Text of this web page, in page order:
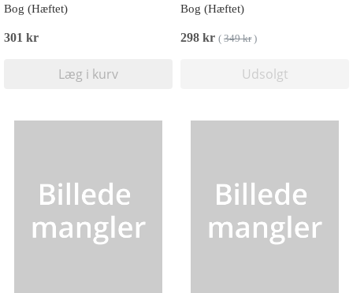
Bog (Hæftet)
301 kr
Læg i kurv
Bog (Hæftet)
298 kr ( 349 kr)
Udsolgt